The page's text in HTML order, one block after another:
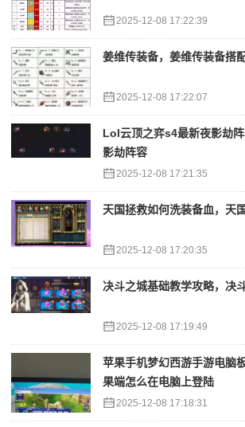
2025-12-08 17:22:39
姜维传装备，姜维传装备搭
2025-12-08 17:22:07
Lol云顶之弈s4最新夜影劫
影劫阵容
2025-12-08 17:21:35
天国拯救如何洗装备血，天
2025-12-08 17:20:35
决斗之城基础教学攻略，决
2025-12-08 17:19:49
苹果手机梦幻西游手游电脑
果端怎么在电脑上登陆
2025-12-08 17:18:31